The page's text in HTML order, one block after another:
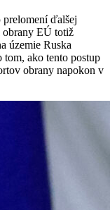
ďalšej
EÚ totiž
územie Ruska
tom, ako tento postup
obrany napokon v